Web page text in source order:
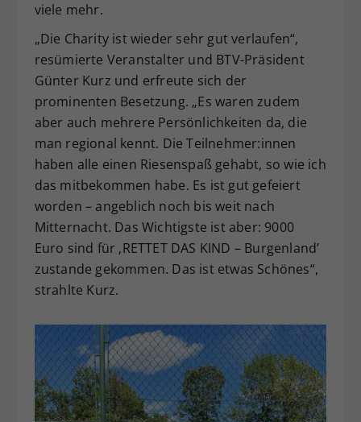
viele mehr.
„Die Charity ist wieder sehr gut verlaufen“,
resümierte Veranstalter und BTV-Präsident
Günter Kurz und erfreute sich der
prominenten Besetzung. „Es waren zudem
aber auch mehrere Persönlichkeiten da, die
man regional kennt. Die Teilnehmer:innen
haben alle einen Riesenspaß gehabt, so wie ich
das mitbekommen habe. Es ist gut gefeiert
worden – angeblich noch bis weit nach
Mitternacht. Das Wichtigste ist aber: 9000
Euro sind für ‚RETTET DAS KIND – Burgenland’
zustande gekommen. Das ist etwas Schönes“,
strahlte Kurz.